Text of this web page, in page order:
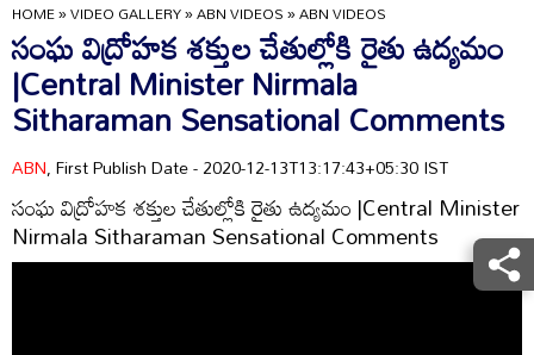
HOME»VIDEO GALLERY»ABN VIDEOS»ABN VIDEOS
సంఘ విద్రోహక శక్తుల చేతుల్లోకి రైతు ఉద్యమం
|Central Minister Nirmala
Sitharaman Sensational Comments
ABN, First Publish Date - 2020-12-13T13:17:43+05:30 IST
సంఘ విద్రోహక శక్తుల చేతుల్లోకి రైతు ఉద్యమం |Central Minister
Nirmala Sitharaman Sensational Comments